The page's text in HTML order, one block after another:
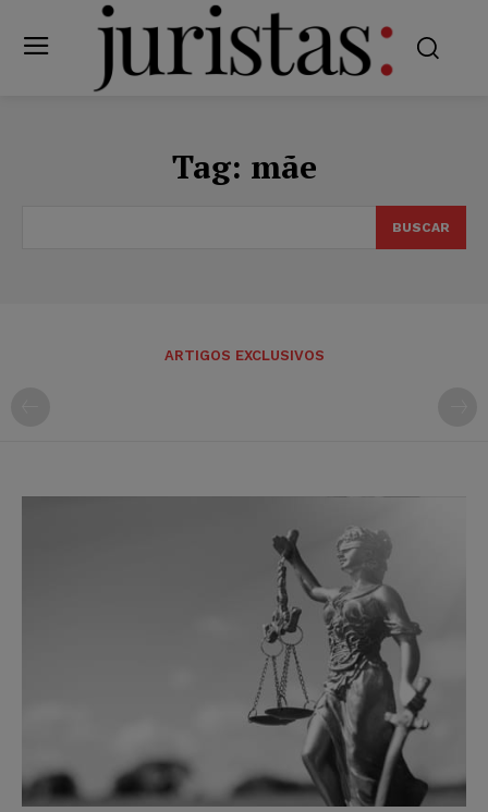
Tag: mãe
BUSCAR
ARTIGOS EXCLUSIVOS